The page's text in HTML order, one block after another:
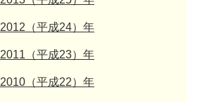
2012（平成24）年
2011（平成23）年
2010（平成22）年